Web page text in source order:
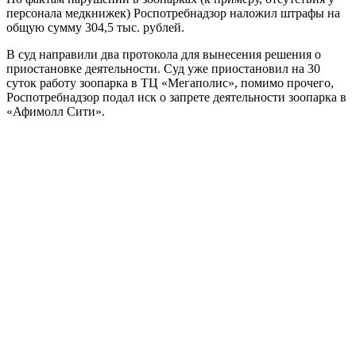
персонала медкнижек) Роспотребнадзор наложил штрафы на
общую сумму 304,5 тыс. рублей.
В суд направили два протокола для вынесения решения о
приостановке деятельности. Суд уже приостановил на 30
суток работу зоопарка в ТЦ «Мегаполис», помимо прочего,
Роспотребнадзор подал иск о запрете деятельности зоопарка в
«Афимолл Сити».